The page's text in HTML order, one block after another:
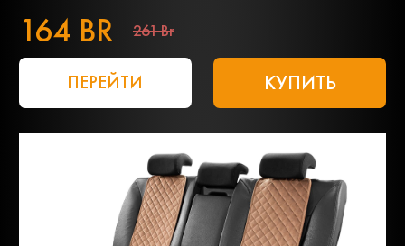
164 BR 261 Br
ПЕРЕЙТИ КУПИТЬ